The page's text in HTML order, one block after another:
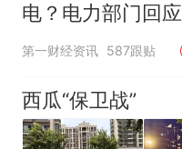
电？电力部门回应
第一财经资讯 587跟贴
西瓜“保卫战”